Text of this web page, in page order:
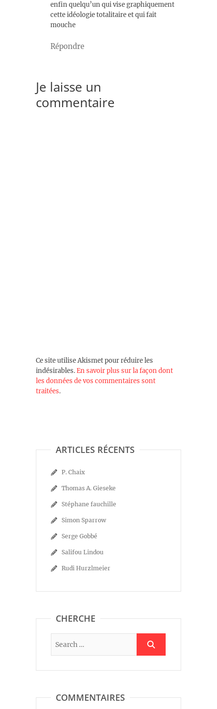
enfin quelqu’un qui vise graphiquement
cette idéologie totalitaire et qui fait
mouche
Répondre
Je laisse un
commentaire
Ce site utilise Akismet pour réduire les
indésirables.En savoir plus sur la façon dont
les données de vos commentaires sont
traitées.
ARTICLES RÉCENTS
P. Chaix
Thomas A. Gieseke
Stéphane fauchille
Simon Sparrow
Serge Gobbé
Salifou Lindou
Rudi Hurzlmeier
CHERCHE
COMMENTAIRES